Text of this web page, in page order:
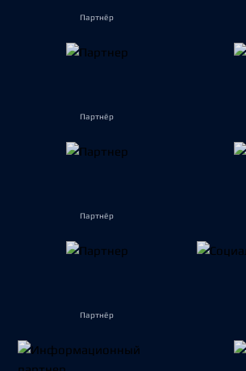
Партнёр
Партнёр
Партнёр
Партнёр